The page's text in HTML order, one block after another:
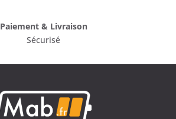
Paiement & Livraison
Sécurisé